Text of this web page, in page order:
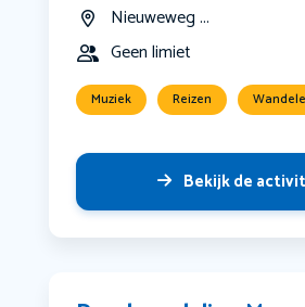
Nieuweweg ...
Geen limiet
Muziek Reizen
Bekijk de